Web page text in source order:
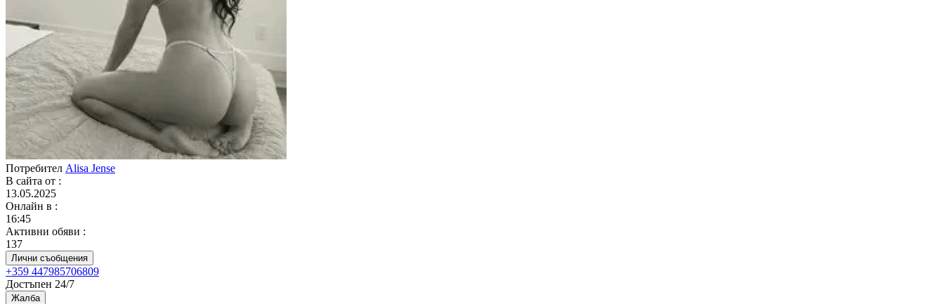
Потребител Alisa Jense
В сайта от :
13.05.2025
Онлайн в :
16:45
Активни обяви :
137
Лични съобщения
+359 447985706809
Достъпен 24/7
Жалба